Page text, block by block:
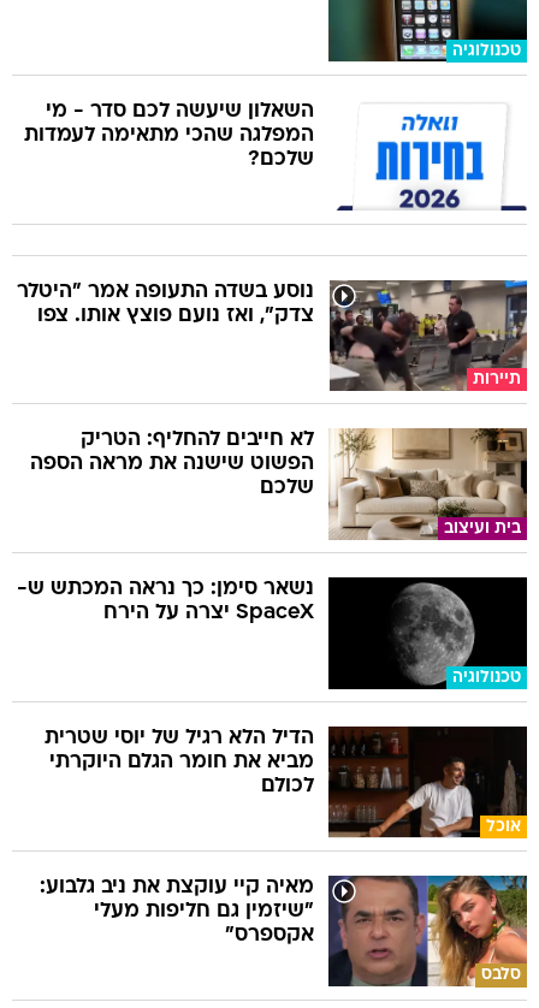
טכנולוגיה
השאלון שיעשה לכם סדר - מי
המפלגה שהכי מתאימה לעמדות
שלכם?
תיירות
נוסע בשדה התעופה אמר "היטלר
צדק", ואז נועם פוצץ אותו. צפו
בית ועיצוב
לא חייבים להחליף: הטריק
הפשוט שישנה את מראה הספה
שלכם
טכנולוגיה
נשאר סימן: כך נראה המכתש ש-
SpaceX יצרה על הירח
אוכל
הדיל הלא רגיל של יוסי שטרית
מביא את חומר הגלם היוקרתי
לכולם
סלבס
מאיה קיי עוקצת את ניב גלבוע:
"שיזמין גם חליפות מעלי
אקספרס"